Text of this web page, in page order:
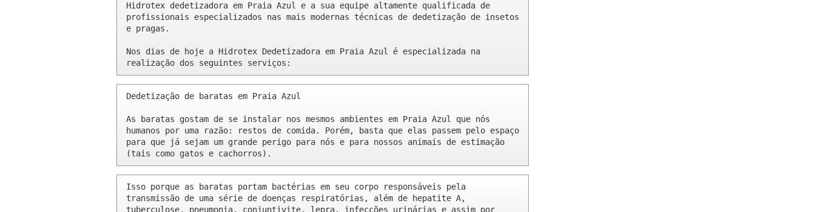
Hidrotex dedetizadora em Praia Azul e a sua equipe altamente qualificada de
profissionais especializados nas mais modernas técnicas de dedetização de insetos
e pragas.
Nos dias de hoje a Hidrotex Dedetizadora em Praia Azul é especializada na
realização dos seguintes serviços:
Dedetização de baratas em Praia Azul
As baratas gostam de se instalar nos mesmos ambientes em Praia Azul que nós
humanos por uma razão: restos de comida. Porém, basta que elas passem pelo espaço
para que já sejam um grande perigo para nós e para nossos animais de estimação
(tais como gatos e cachorros).
Isso porque as baratas portam bactérias em seu corpo responsáveis pela
transmissão de uma série de doenças respiratórias, além de hepatite A,
tuberculose, pneumonia, conjuntivite, lepra, infecções urinárias e assim por